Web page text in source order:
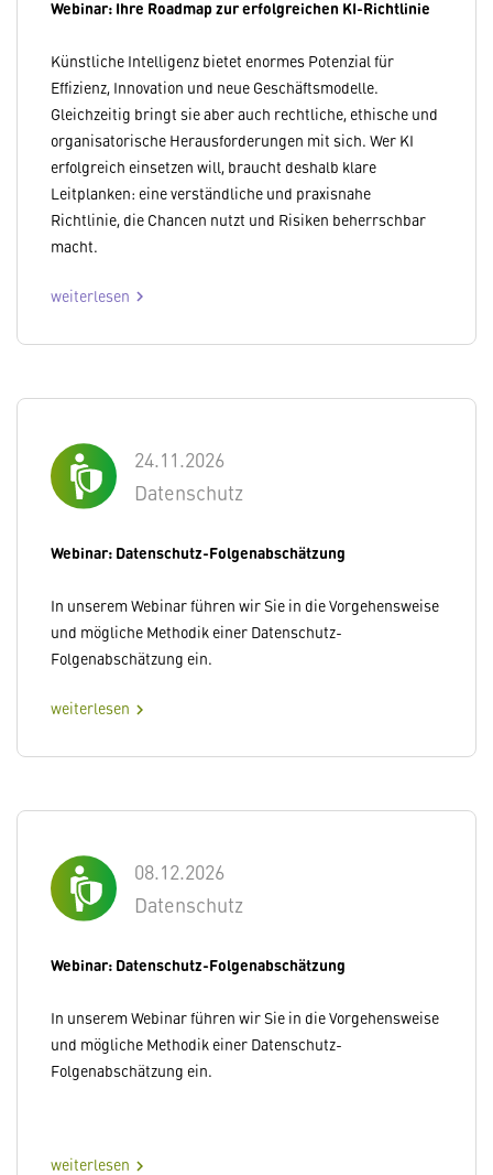
Webinar: Ihre Roadmap zur erfolgreichen KI-Richtlinie
Künstliche Intelligenz bietet enormes Potenzial für
Effizienz, Innovation und neue Geschäftsmodelle.
Gleichzeitig bringt sie aber auch rechtliche, ethische und
organisatorische Herausforderungen mit sich. Wer KI
erfolgreich einsetzen will, braucht deshalb klare
Leitplanken: eine verständliche und praxisnahe
Richtlinie, die Chancen nutzt und Risiken beherrschbar
macht.
weiterlesen chevron_right
24.11.2026
Datenschutz
Webinar: Datenschutz-Folgenabschätzung
In unserem Webinar führen wir Sie in die Vorgehensweise
und mögliche Methodik einer Datenschutz-
Folgenabschätzung ein.
weiterlesen chevron_right
08.12.2026
Datenschutz
Webinar: Datenschutz-Folgenabschätzung
In unserem Webinar führen wir Sie in die Vorgehensweise
und mögliche Methodik einer Datenschutz-
Folgenabschätzung ein.
weiterlesen chevron_right